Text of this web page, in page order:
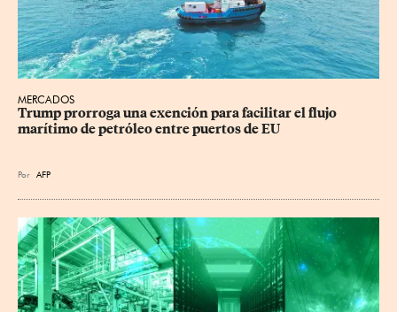
MERCADOS
Trump prorroga una exención para facilitar el flujo
marítimo de petróleo entre puertos de EU
Por AFP